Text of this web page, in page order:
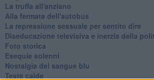
La truffa all'anziano
Alla fermata dell'autobus
La repressione sessuale per sentito dire
Diseducazione televisiva e inerzia della
Foto storica
Esequie solenni
Nostalgia del sangue blu
Teste calde